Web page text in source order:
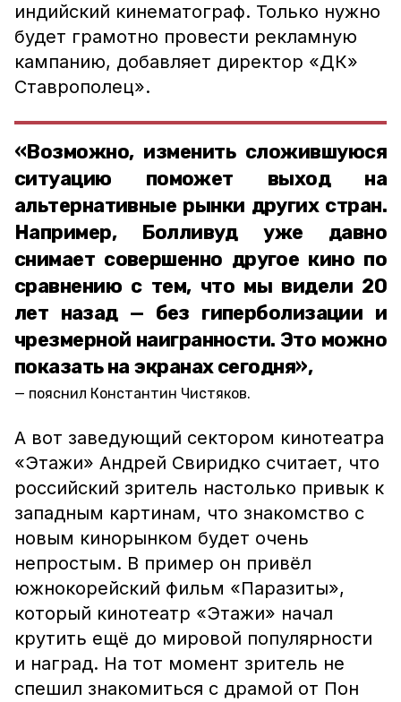
индийский кинематограф. Только нужно
будет грамотно провести рекламную
кампанию, добавляет директор «ДК»
Ставрополец».
«Возможно, изменить сложившуюся
ситуацию поможет выход на
альтернативные рынки других стран.
Например, Болливуд уже давно
снимает совершенно другое кино по
сравнению с тем, что мы видели 20
лет назад — без гиперболизации и
чрезмерной наигранности. Это можно
показать на экранах сегодня»,
пояснил Константин Чистяков.
А вот заведующий сектором кинотеатра
«Этажи» Андрей Свиридко считает, что
российский зритель настолько привык к
западным картинам, что знакомство с
новым кинорынком будет очень
непростым. В пример он привёл
южнокорейский фильм «Паразиты»,
который кинотеатр «Этажи» начал
крутить ещё до мировой популярности
и наград. На тот момент зритель не
спешил знакомиться с драмой от Пон